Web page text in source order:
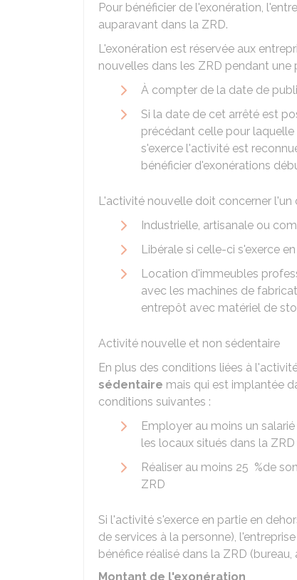
Pour bénéficier de l'exonération,
auparavant dans la ZRD.
L'exonération est réservée aux
nouvelles dans les ZRD pendant une
À compter de la date de
Si la date de cet arrêté est
précédant celle pour
s'exerce l'activité est
bénéficier d'exonérations
L'activité nouvelle doit concerner l'un
Industrielle, artisanale ou
Libérale si celle-ci s'exerce
Location d'immeubles
avec les machines de
entrepôt avec matériel de
Activité nouvelle et non sédentaire
En plus des conditions liées à
sédentaire mais qui est implantée
conditions suivantes :
Employer au moins un
les locaux situés dans la
Réaliser au moins 25 %de
ZRD
Si l'activité s'exerce en partie en
de services à la personne),
bénéfice réalisé dans la ZRD (bureau,
Montant de l'exonération